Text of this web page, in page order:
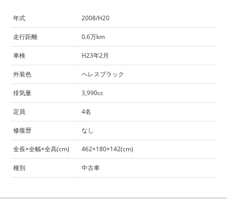
年式 2008/H20
走行距離 0.6万km
車検 H23年2月
外装色 ヘレスブラック
排気量 3,990cc
定員 4名
修復歴 なし
全長×全幅×全高(cm) 462×180×142(cm)
種別 中古車